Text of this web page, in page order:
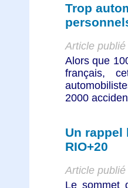
Trop
Article
Alors que
français,
2000
Un rappel
RIO+20
Article
Le sommet